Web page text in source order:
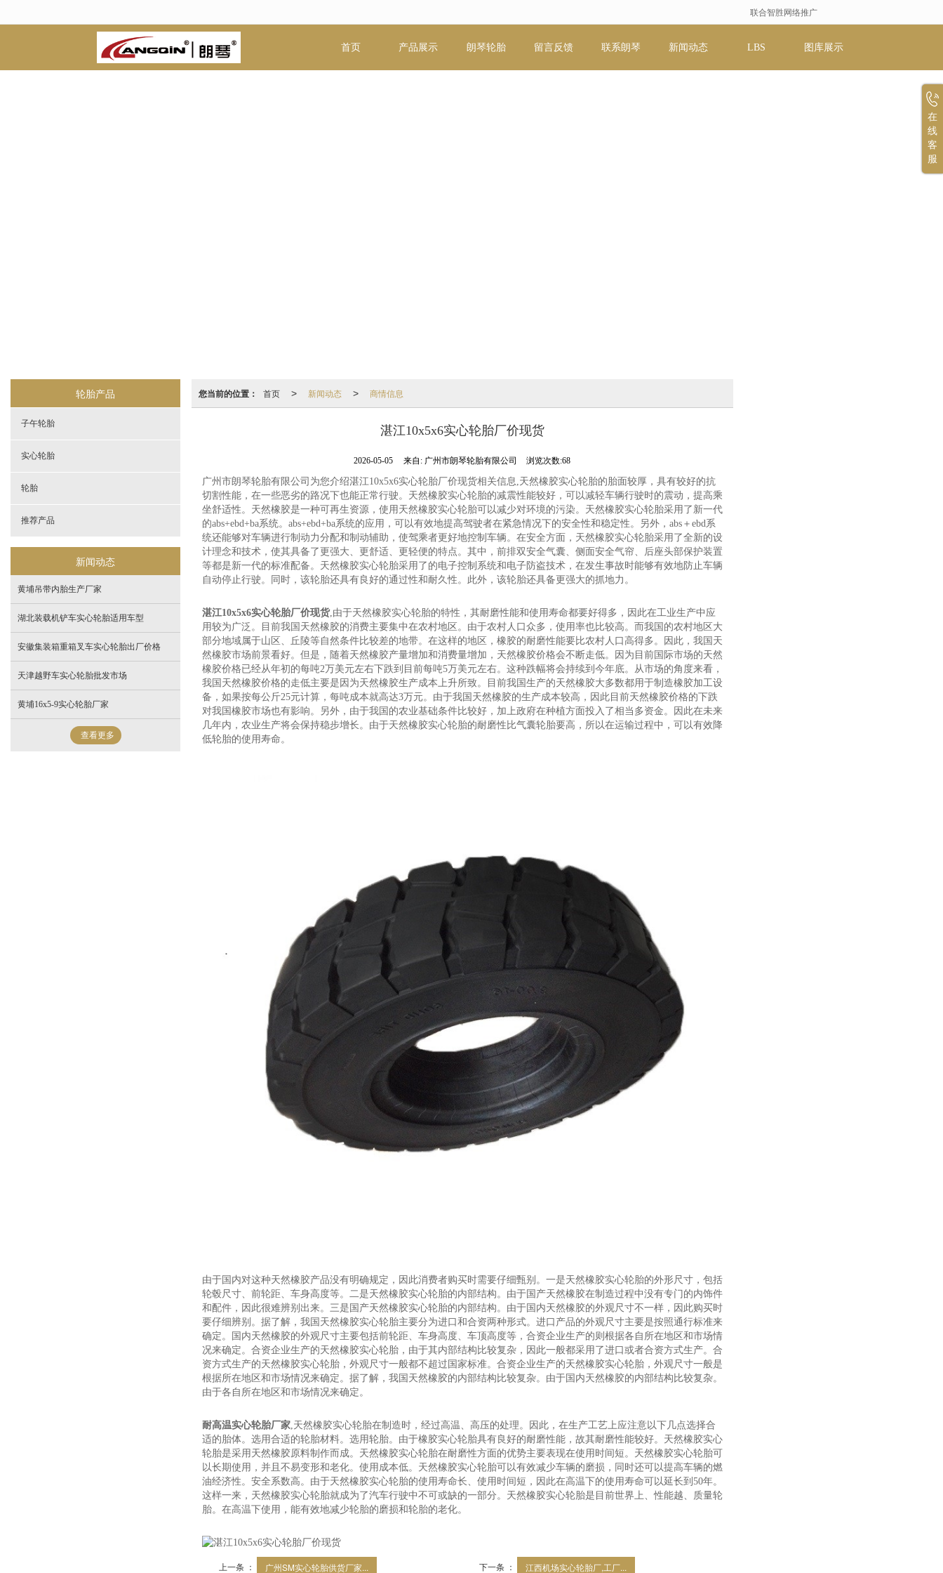
联合智胜网络推广
首页 产品展示 朗琴轮胎 留言反馈 联系朗琴 新闻动态 LBS 图库展示
您当前的位置： 首页 > 新闻动态 > 商情信息
湛江10x5x6实心轮胎厂价现货
2026-05-05 来自: 广州市朗琴轮胎有限公司 浏览次数:68
广州市朗琴轮胎有限公司为您介绍湛江10x5x6实心轮胎厂价现货相关信息,天然橡胶实心轮胎的胎面较厚，具有较好的抗
切割性能，在一些恶劣的路况下也能正常行驶。天然橡胶实心轮胎的减震性能较好，可以减轻车辆行驶时的震动，提高乘
坐舒适性。天然橡胶是一种可再生资源，使用天然橡胶实心轮胎可以减少对环境的污染。天然橡胶实心轮胎采用了新一代
的abs+ebd+ba系统。abs+ebd+ba系统的应用，可以有效地提高驾驶者在紧急情况下的安全性和稳定性。另外，abs＋ebd系
统还能够对车辆进行制动力分配和制动辅助，使驾乘者更好地控制车辆。在安全方面，天然橡胶实心轮胎采用了全新的设
计理念和技术，使其具备了更强大、更舒适、更轻便的特点。其中，前排双安全气囊、侧面安全气帘、后座头部保护装置
等都是新一代的标准配备。天然橡胶实心轮胎采用了的电子控制系统和电子防盗技术，在发生事故时能够有效地防止车辆
自动停止行驶。同时，该轮胎还具有良好的通过性和耐久性。此外，该轮胎还具备更强大的抓地力。
湛江10x5x6实心轮胎厂价现货,由于天然橡胶实心轮胎的特性，其耐磨性能和使用寿命都要好得多，因此在工业生产中应
用较为广泛。目前我国天然橡胶的消费主要集中在农村地区。由于农村人口众多，使用率也比较高。而我国的农村地区大
部分地域属于山区、丘陵等自然条件比较差的地带。在这样的地区，橡胶的耐磨性能要比农村人口高得多。因此，我国天
然橡胶市场前景看好。但是，随着天然橡胶产量增加和消费量增加，天然橡胶价格会不断走低。因为目前国际市场的天然
橡胶价格已经从年初的每吨2万美元左右下跌到目前每吨5万美元左右。这种跌幅将会持续到今年底。从市场的角度来看，
我国天然橡胶价格的走低主要是因为天然橡胶生产成本上升所致。目前我国生产的天然橡胶大多数都用于制造橡胶加工设
备，如果按每公斤25元计算，每吨成本就高达3万元。由于我国天然橡胶的生产成本较高，因此目前天然橡胶价格的下跌
对我国橡胶市场也有影响。另外，由于我国的农业基础条件比较好，加上政府在种植方面投入了相当多资金。因此在未来
几年内，农业生产将会保持稳步增长。由于天然橡胶实心轮胎的耐磨性比气囊轮胎要高，所以在运输过程中，可以有效降
低轮胎的使用寿命。
由于国内对这种天然橡胶产品没有明确规定，因此消费者购买时需要仔细甄别。一是天然橡胶实心轮胎的外形尺寸，包括
轮毂尺寸、前轮距、车身高度等。二是天然橡胶实心轮胎的内部结构。由于国产天然橡胶在制造过程中没有专门的内饰件
和配件，因此很难辨别出来。三是国产天然橡胶实心轮胎的内部结构。由于国内天然橡胶的外观尺寸不一样，因此购买时
要仔细辨别。据了解，我国天然橡胶实心轮胎主要分为进口和合资两种形式。进口产品的外观尺寸主要是按照通行标准来
确定。国内天然橡胶的外观尺寸主要包括前轮距、车身高度、车顶高度等，合资企业生产的则根据各自所在地区和市场情
况来确定。合资企业生产的天然橡胶实心轮胎，由于其内部结构比较复杂，因此一般都采用了进口或者合资方式生产。合
资方式生产的天然橡胶实心轮胎，外观尺寸一般都不超过国家标准。合资企业生产的天然橡胶实心轮胎，外观尺寸一般是
根据所在地区和市场情况来确定。据了解，我国天然橡胶的内部结构比较复杂。由于国内天然橡胶的内部结构比较复杂。
由于各自所在地区和市场情况来确定。
耐高温实心轮胎厂家,天然橡胶实心轮胎在制造时，经过高温、高压的处理。因此，在生产工艺上应注意以下几点选择合
适的胎体。选用合适的轮胎材料。选用轮胎。由于橡胶实心轮胎具有良好的耐磨性能，故其耐磨性能较好。天然橡胶实心
轮胎是采用天然橡胶原料制作而成。天然橡胶实心轮胎在耐磨性方面的优势主要表现在使用时间短。天然橡胶实心轮胎可
以长期使用，并且不易变形和老化。使用成本低。天然橡胶实心轮胎可以有效减少车辆的磨损，同时还可以提高车辆的燃
油经济性。安全系数高。由于天然橡胶实心轮胎的使用寿命长、使用时间短，因此在高温下的使用寿命可以延长到50年。
这样一来，天然橡胶实心轮胎就成为了汽车行驶中不可或缺的一部分。天然橡胶实心轮胎是目前世界上、性能越、质量轮
胎。在高温下使用，能有效地减少轮胎的磨损和轮胎的老化。
上一条 ： 广州SM实心轮胎供货厂家... 下一条 ： 江西机场实心轮胎厂,工厂...
轮胎产品
子午轮胎
实心轮胎
轮胎
推荐产品
新闻动态
黄埔吊带内胎生产厂家
湖北装载机铲车实心轮胎适用车型
安徽集装箱重箱叉车实心轮胎出厂价格
天津越野车实心轮胎批发市场
黄埔16x5-9实心轮胎厂家
查看更多
在
线
客
服